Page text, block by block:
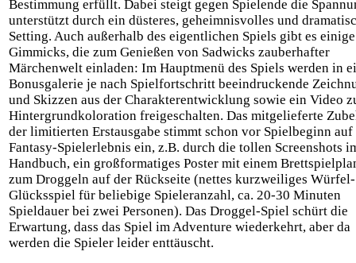
Bestimmung erfüllt. Dabei steigt gegen Spielende die
unterstützt durch ein düsteres, geheimnisvolles und
Setting. Auch außerhalb des eigentlichen Spiels gibt es einige
Gimmicks, die zum Genießen von Sadwicks zauberhafter
Märchenwelt einladen: Im Hauptmenü des Spiels werden in
Bonusgalerie je nach Spielfortschritt beeindruckende
und Skizzen aus der Charakterentwicklung sowie ein Video
Hintergrundkoloration freigeschalten. Das mitgelieferte
der limitierten Erstausgabe stimmt schon vor Spielbeginn auf
Fantasy-Spielerlebnis ein, z.B. durch die tollen Screenshots
Handbuch, ein großformatiges Poster mit einem
zum Droggeln auf der Rückseite (nettes kurzweiliges Würfel-
Glücksspiel für beliebige Spieleranzahl, ca. 20-30 Minuten
Spieldauer bei zwei Personen). Das Droggel-Spiel schürt die
Erwartung, dass das Spiel im Adventure wiederkehrt, aber da
werden die Spieler leider enttäuscht.